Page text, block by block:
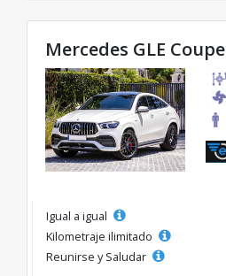
Mercedes GLE Coupe
Igual a igual
Kilometraje ilimitado
Reunirse y Saludar